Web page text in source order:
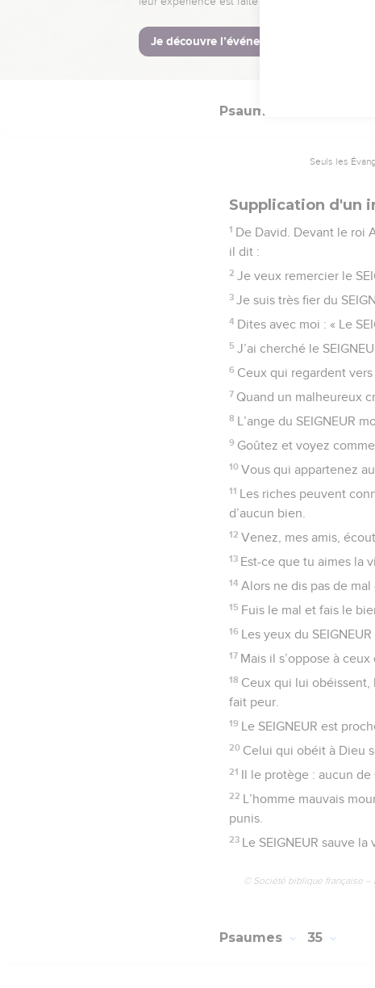
22 SEIGNEUR, que ton
© Société biblique française –
Psaumes
Seuls les
Supplication d'un
1 De David. Devant le roi
il dit :
2 Je veux remercier le
3 Je suis très fier du
4 Dites avec moi : « Le
5 J’ai cherché le
6 Ceux qui regardent
7 Quand un malheureux
8 L’ange du SEIGNEUR
9 Goûtez et voyez
10 Vous qui appartenez
11 Les riches peuvent
d’aucun bien.
12 Venez, mes amis,
13 Est-ce que tu aimes la
14 Alors ne dis pas de
15 Fuis le mal et fais le
16 Les yeux du
17 Mais il s’oppose à
18 Ceux qui lui obéissent,
fait peur.
19 Le SEIGNEUR est
20 Celui qui obéit à Dieu
21 Il le protège : aucun de
22 L’homme mauvais
punis.
23 Le SEIGNEUR sauve
© Société biblique française –
Psaumes 35